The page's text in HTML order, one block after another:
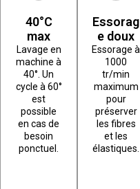
40°C
max
Lavage en
machine à
40°. Un
cycle à 60°
est
possible
en cas de
besoin
ponctuel.
Essorag
e doux
Essorage à
1000
tr/min
maximum
pour
préserver
les fibres
et les
élastiques.